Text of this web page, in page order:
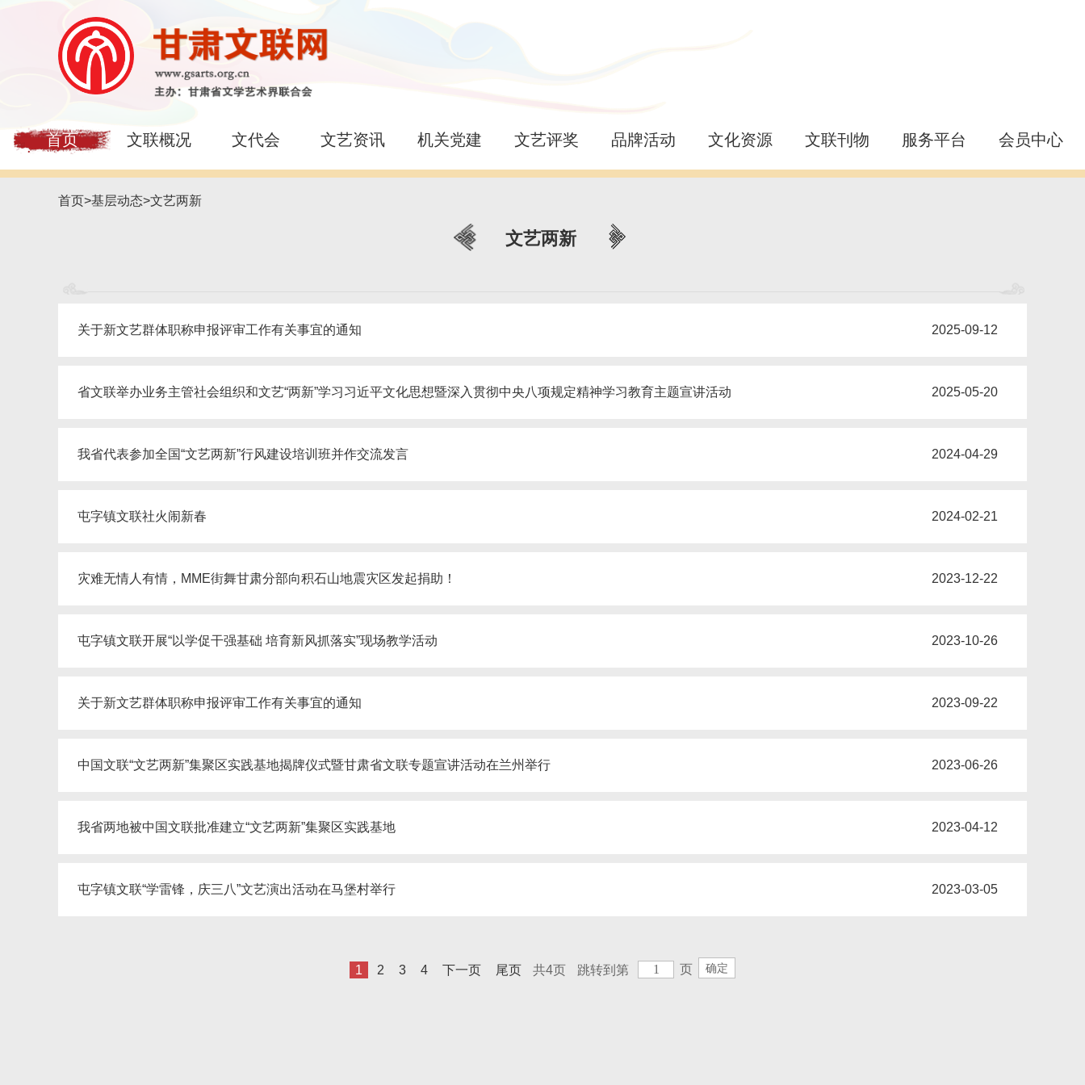
首页 文联概况 文代会 文艺资讯 机关党建 文艺评奖 品牌活动 文化资源 文联刊物 服务平台 会员中心
首页>基层动态>文艺两新
文艺两新
关于新文艺群体职称申报评审工作有关事宜的通知 2025-09-12
省文联举办业务主管社会组织和文艺“两新”学习习近平文化思想暨深入贯彻中央八项规定精神学习教育主题宣讲活动 2025-05-20
我省代表参加全国“文艺两新”行风建设培训班并作交流发言 2024-04-29
屯字镇文联社火闹新春 2024-02-21
灾难无情人有情，MME街舞甘肃分部向积石山地震灾区发起捐助！ 2023-12-22
屯字镇文联开展“以学促干强基础 培育新风抓落实”现场教学活动 2023-10-26
关于新文艺群体职称申报评审工作有关事宜的通知 2023-09-22
中国文联“文艺两新”集聚区实践基地揭牌仪式暨甘肃省文联专题宣讲活动在兰州举行 2023-06-26
我省两地被中国文联批准建立“文艺两新”集聚区实践基地 2023-04-12
屯字镇文联“学雷锋，庆三八”文艺演出活动在马堡村举行 2023-03-05
1 2 3 4 下一页 尾页 共4页 跳转到第 页